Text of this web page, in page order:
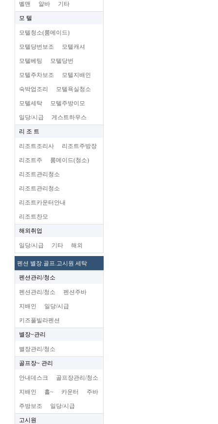
벨맨 알바 기타
모 텔
모텔청소(룸메이드)
모텔당번보조 모텔캐셔
모텔베팅 모텔당번
모텔주차보조 모텔지배인
숙박업조리 모텔욕실청소
모텔세탁 모텔주방이모
일당/시급 게스트하우스
리 조 트
리조트조리사 리조트주방장
리조트주 룸메이드(청소)
리조트관리청소
리조트관리청소
리조트카운터안내
리조트찬모
해외취업
일당/시급 기타 해외
펜션 별장.골프.고시원 세탁
펜션관리/청소
펜션관리/청소 펜션주바
지배인 일당/시급
키즈풀빌라펜션
별장~관리
별장관리/청소
골프장~ 관리
안내데스크 골프장관리/청소
지배인 홀~ 카운터 주바
주방보조 일당/시급
고시원